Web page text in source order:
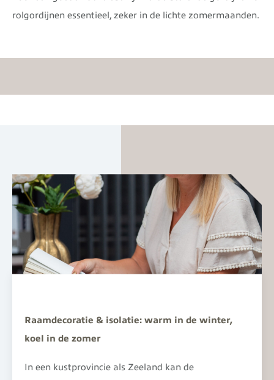
rolgordijnen essentieel, zeker in de lichte zomermaanden.
Raamdecoratie & isolatie: warm in de winter,
koel in de zomer
In een kustprovincie als Zeeland kan de